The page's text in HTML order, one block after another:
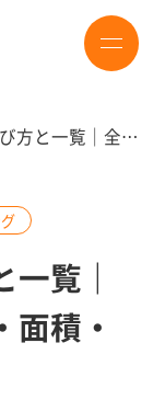
方と一覧｜全…
覧｜
積・